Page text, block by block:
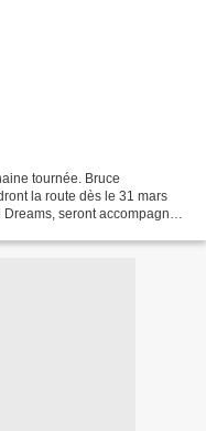
tournée. Bruce
la route dès le 31 mars
seront accompagnés